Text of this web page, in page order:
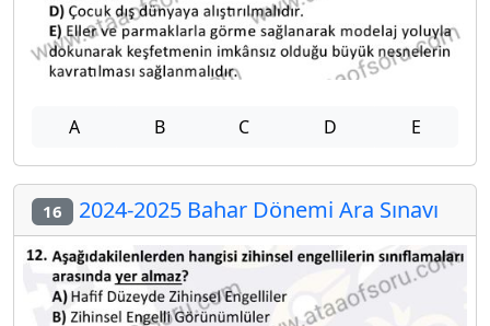
A B C D E
16 2024-2025 Bahar Dönemi Ara Sınavı